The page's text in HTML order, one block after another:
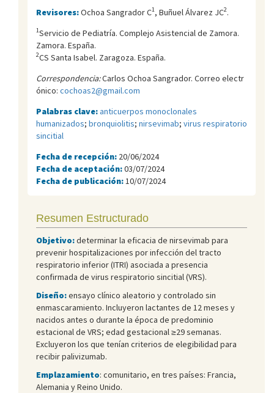
Revisores:Ochoa Sangrador C1, Buñuel Álvarez JC2.
1Servicio de Pediatría. Complejo Asistencial de Zamora.
Zamora. España.
2CS Santa Isabel. Zaragoza. España.
Correspondencia:Carlos Ochoa Sangrador. Correo electr
ónico: cochoas2@gmail.com
Palabras clave:anticuerpos monoclonales
humanizados; bronquiolitis; nirsevimab; virus respiratorio
sincitial
Fecha de recepción: 20/06/2024
Fecha de aceptación:03/07/2024
Fecha de publicación: 10/07/2024
Resumen Estructurado
Objetivo:determinar la eficacia de nirsevimab para
prevenir hospitalizaciones por infección del tracto
respiratorio inferior (ITRI) asociada a presencia
confirmada de virus respiratorio sincitial (VRS).
Diseño:ensayo clínico aleatorio y controlado sin
enmascaramiento. Incluyeron lactantes de 12 meses y
nacidos antes o durante la época de predominio
estacional de VRS; edad gestacional ≥29 semanas.
Excluyeron los que tenían criterios de elegibilidad para
recibir palivizumab.
Emplazamiento: comunitario, en tres países: Francia,
Alemania y Reino Unido.